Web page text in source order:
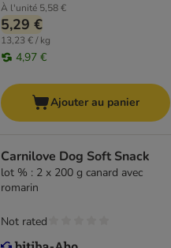
À l'unité 5,58 €
5,29 €
13,23 € / kg
4,97 €
Ajouter au panier
Carnilove Dog Soft Snack
lot % : 2 x 200 g canard avec
romarin
Not rated